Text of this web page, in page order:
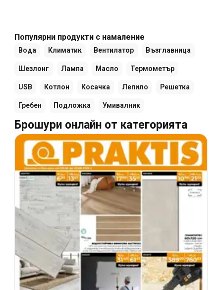
Популярни продукти с намаление
Вода Климатик Вентилатор Възглавница
Шезлонг Лампа Масло Термометър
USB Котлон Косачка Лепило Решетка
Гребен Подложка Умивалник
Брошури онлайн от категорията